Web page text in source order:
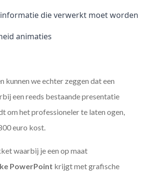
die verwerkt moet worden
animaties
kunnen we echter zeggen dat een
een reeds bestaande presentatie
om het professioneler te laten ogen,
euro kost.
waarbij je een op maat
PowerPoint krijgt met grafische